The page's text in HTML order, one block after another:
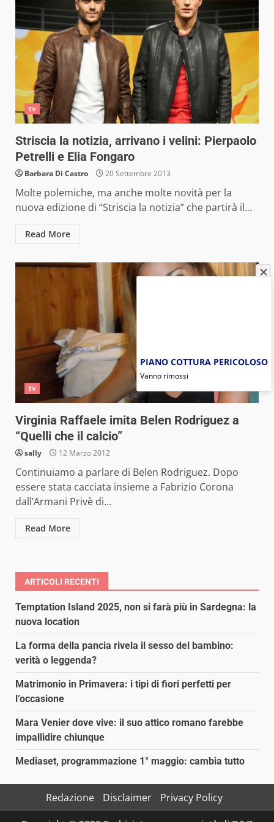
TV
Striscia la notizia, arrivano i velini: Pierpaolo
Petrelli e Elia Fongaro
Barbara Di Castro 20 Settembre 2013
Molte polemiche, ma anche molte novità per la
nuova edizione di “Striscia la notizia” che partirà il...
Read More
TV
Virginia Raffaele imita Belen Rodriguez a
“Quelli che il calcio”
sally 12 Marzo 2012
Continuiamo a parlare di Belen Rodriguez. Dopo
essere stata cacciata insieme a Fabrizio Corona
dall’Armani Privè di...
Read More
ARTICOLI RECENTI
Temptation Island 2025, non si farà più in Sardegna: la
nuova location
La forma della pancia rivela il sesso del bambino:
verità o leggenda?
Matrimonio in Primavera: i tipi di fiori perfetti per
l’occasione
Mara Venier dove vive: il suo attico romano farebbe
impallidire chiunque
Mediaset, programmazione 1° maggio: cambia tutto
Redazione Disclaimer
Privacy Policy
PIANO COTTURA PERICOLOSO
Vanno rimossi